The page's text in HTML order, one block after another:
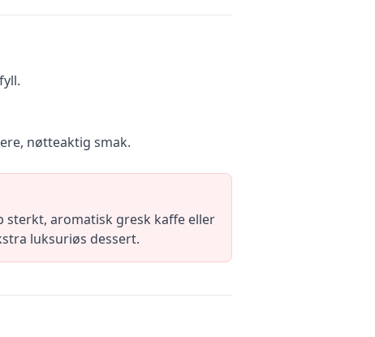
nøtteaktig smak.
sterkt, aromatisk gresk kaffe eller
luksuriøs dessert.